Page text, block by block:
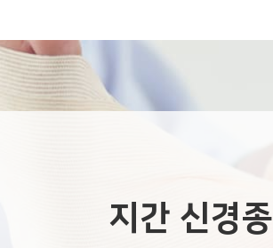
지간 신경종